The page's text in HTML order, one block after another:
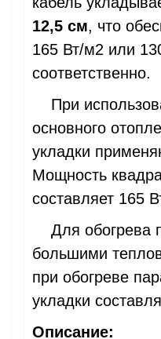
12,5 см, что
165 Вт/м2 или
соответственно.
При
основного
укладки
Мощность
составляет 165
Для обогрева
большими
при обогреве
укладки
Описание: